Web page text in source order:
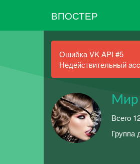
ВПОСТЕР
Ошибка VK API #5
Недействительный
Всего
Группа